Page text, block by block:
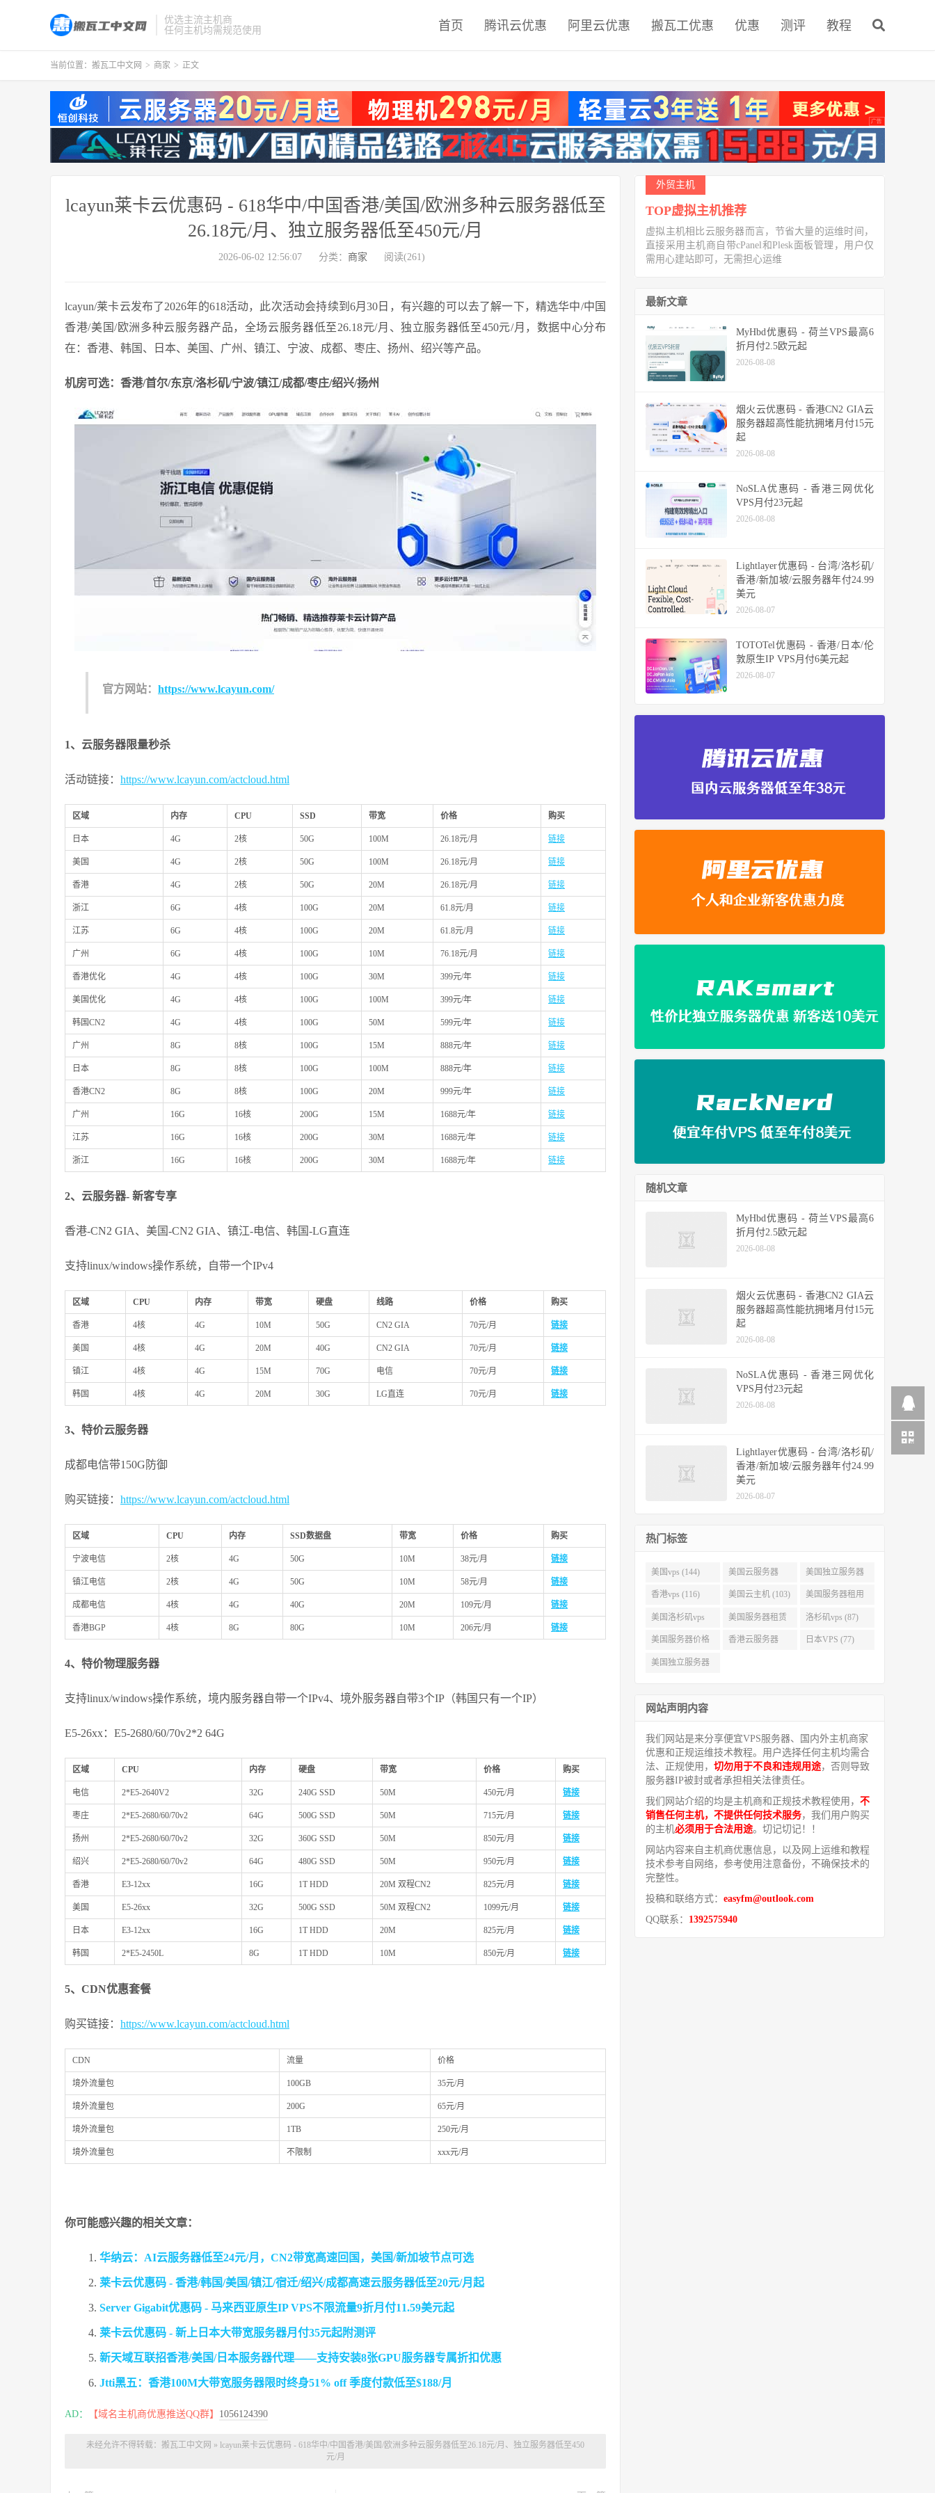
优选主流主机商
任何主机均需规范使用
首页 腾讯云优惠 阿里云优惠 搬瓦工优惠 优惠 测评 教程
当前位置： 搬瓦工中文网 > 商家 > 正文
lcayun莱卡云优惠码 - 618华中/中国香港/美国/欧洲多种云服务器低至
26.18元/月、独立服务器低至450元/月
2026-06-02 12:56:07 分类： 商家 阅读(261)
lcayun/莱卡云发布了2026年的618活动，此次活动会持续到6月30日，有兴趣的可以去了解一下，精选华中/中国
香港/美国/欧洲多种云服务器产品，全场云服务器低至26.18元/月、独立服务器低至450元/月，数据中心分布
在：香港、韩国、日本、美国、广州、镇江、宁波、成都、枣庄、扬州、绍兴等产品。
机房可选：香港/首尔/东京/洛杉矶/宁波/镇江/成都/枣庄/绍兴/扬州
官方网站： https://www.lcayun.com/
1、云服务器限量秒杀
活动链接： https://www.lcayun.com/actcloud.html
区域 内存 CPU SSD 带宽 价格 购买
日本 4G 2核 50G 100M 26.18元/月 链接
美国 4G 2核 50G 100M 26.18元/月 链接
香港 4G 2核 50G 20M 26.18元/月 链接
浙江 6G 4核 100G 20M 61.8元/月 链接
江苏 6G 4核 100G 20M 61.8元/月 链接
广州 6G 4核 100G 10M 76.18元/月 链接
香港优化 4G 4核 100G 30M 399元/年 链接
美国优化 4G 4核 100G 100M 399元/年 链接
韩国CN2 4G 4核 100G 50M 599元/年 链接
广州 8G 8核 100G 15M 888元/年 链接
日本 8G 8核 100G 100M 888元/年 链接
香港CN2 8G 8核 100G 20M 999元/年 链接
广州 16G 16核 200G 15M 1688元/年 链接
江苏 16G 16核 200G 30M 1688元/年 链接
浙江 16G 16核 200G 30M 1688元/年 链接
2、云服务器- 新客专享
香港-CN2 GIA、美国-CN2 GIA、镇江-电信、韩国-LG直连
支持linux/windows操作系统，自带一个IPv4
区域 CPU 内存 带宽 硬盘 线路 价格 购买
香港 4核 4G 10M 50G CN2 GIA 70元/月 链接
美国 4核 4G 20M 40G CN2 GIA 70元/月 链接
镇江 4核 4G 15M 70G 电信 70元/月 链接
韩国 4核 4G 20M 30G LG直连 70元/月 链接
3、特价云服务器
成都电信带150G防御
购买链接： https://www.lcayun.com/actcloud.html
区域 CPU 内存 SSD数据盘 带宽 价格 购买
宁波电信 2核 4G 50G 10M 38元/月 链接
镇江电信 2核 4G 50G 10M 58元/月 链接
成都电信 4核 4G 40G 20M 109元/月 链接
香港BGP 4核 8G 80G 10M 206元/月 链接
4、特价物理服务器
支持linux/windows操作系统，境内服务器自带一个IPv4、境外服务器自带3个IP（韩国只有一个IP）
E5-26xx：E5-2680/60/70v2*2 64G
区域 CPU 内存 硬盘 带宽 价格 购买
电信 2*E5-2640V2 32G 240G SSD 50M 450元/月 链接
枣庄 2*E5-2680/60/70v2 64G 500G SSD 50M 715元/月 链接
扬州 2*E5-2680/60/70v2 32G 360G SSD 50M 850元/月 链接
绍兴 2*E5-2680/60/70v2 64G 480G SSD 50M 950元/月 链接
香港 E3-12xx 16G 1T HDD 20M 双程CN2 825元/月 链接
美国 E5-26xx 32G 500G SSD 50M 双程CN2 1099元/月 链接
日本 E3-12xx 16G 1T HDD 20M 825元/月 链接
韩国 2*E5-2450L 8G 1T HDD 10M 850元/月 链接
5、CDN优惠套餐
购买链接： https://www.lcayun.com/actcloud.html
CDN 流量 价格
境外流量包 100GB 35元/月
境外流量包 200G 65元/月
境外流量包 1TB 250元/月
境外流量包 不限制 xxx元/月
你可能感兴趣的相关文章：
华纳云：AI云服务器低至24元/月，CN2带宽高速回国，美国/新加坡节点可选
莱卡云优惠码 - 香港/韩国/美国/镇江/宿迁/绍兴/成都高速云服务器低至20元/月起
Server Gigabit优惠码 - 马来西亚原生IP VPS不限流量9折月付11.59美元起
莱卡云优惠码 - 新上日本大带宽服务器月付35元起附测评
新天域互联招香港/美国/日本服务器代理——支持安装8张GPU服务器专属折扣优惠
Jtti黑五：香港100M大带宽服务器限时终身51% off 季度付款低至$188/月
AD： 【域名主机商优惠推送QQ群】 1056124390
未经允许不得转载： 搬瓦工中文网 » lcayun莱卡云优惠码 - 618华中/中国香港/美国/欧洲多种云服务器低至26.18元/月、独立服务器低至450
元/月
外贸主机
TOP虚拟主机推荐
虚拟主机相比云服务器而言，节省大量的运维时间，
直接采用主机商自带cPanel和Plesk面板管理，用户仅
需用心建站即可，无需担心运维
最新文章
MyHbd优惠码 - 荷兰VPS最高6
折月付2.5欧元起
2026-08-08
烟火云优惠码 - 香港CN2 GIA云
服务器超高性能抗拥堵月付15元
起
2026-08-08
NoSLA优惠码 - 香港三网优化
VPS月付23元起
2026-08-08
Lightlayer优惠码 - 台湾/洛杉矶/
香港/新加坡/云服务器年付24.99
美元
2026-08-07
TOTOTel优惠码 - 香港/日本/伦
敦原生IP VPS月付6美元起
2026-08-07
随机文章
MyHbd优惠码 - 荷兰VPS最高6
折月付2.5欧元起
2026-08-08
烟火云优惠码 - 香港CN2 GIA云
服务器超高性能抗拥堵月付15元
起
2026-08-08
NoSLA优惠码 - 香港三网优化
VPS月付23元起
2026-08-08
Lightlayer优惠码 - 台湾/洛杉矶/
香港/新加坡/云服务器年付24.99
美元
2026-08-07
热门标签
美国vps (144) 美国云服务器
(143)
美国独立服务器
(118)
香港vps (116) 美国云主机 (103) 美国服务器租用
(99)
美国洛杉矶vps
(94)
美国服务器租赁
(91)
洛杉矶vps (87)
美国服务器价格
(82)
香港云服务器 日本VPS (77)
美国独立服务器
网站声明内容
我们网站是来分享便宜VPS服务器、国内外主机商家
优惠和正规运维技术教程。用户选择任何主机均需合
法、正规使用， 切勿用于不良和违规用途，否则导致
服务器IP被封或者承担相关法律责任。
我们网站介绍的均是主机商和正规技术教程使用， 不
销售任何主机，不提供任何技术服务，我们用户购买
的主机必须用于合法用途。切记切记！！
网站内容来自主机商优惠信息，以及网上运维和教程
技术参考自网络，参考使用注意备份，不确保技术的
完整性。
投稿和联络方式： easyfm@outlook.com
QQ联系： 1392575940